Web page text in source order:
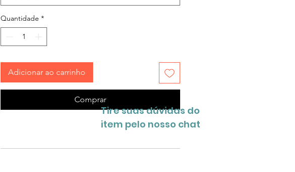
Quantidade *
Adicionar ao carrinho
Comprar
Tire suas dúvidas do
item pelo nosso chat